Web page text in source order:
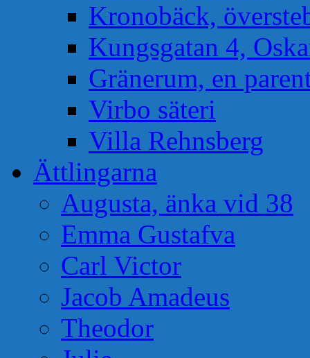
Kronobäck,
Kungsgatan 4,
Gränerum, en
Virbo säteri
Villa Rehnsberg
Ättlingarna
Augusta, änka vid 38
Emma Gustafva
Carl Victor
Jacob Amadeus
Theodor